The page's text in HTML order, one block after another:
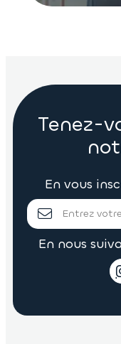
Tenez-
En vous
En nous